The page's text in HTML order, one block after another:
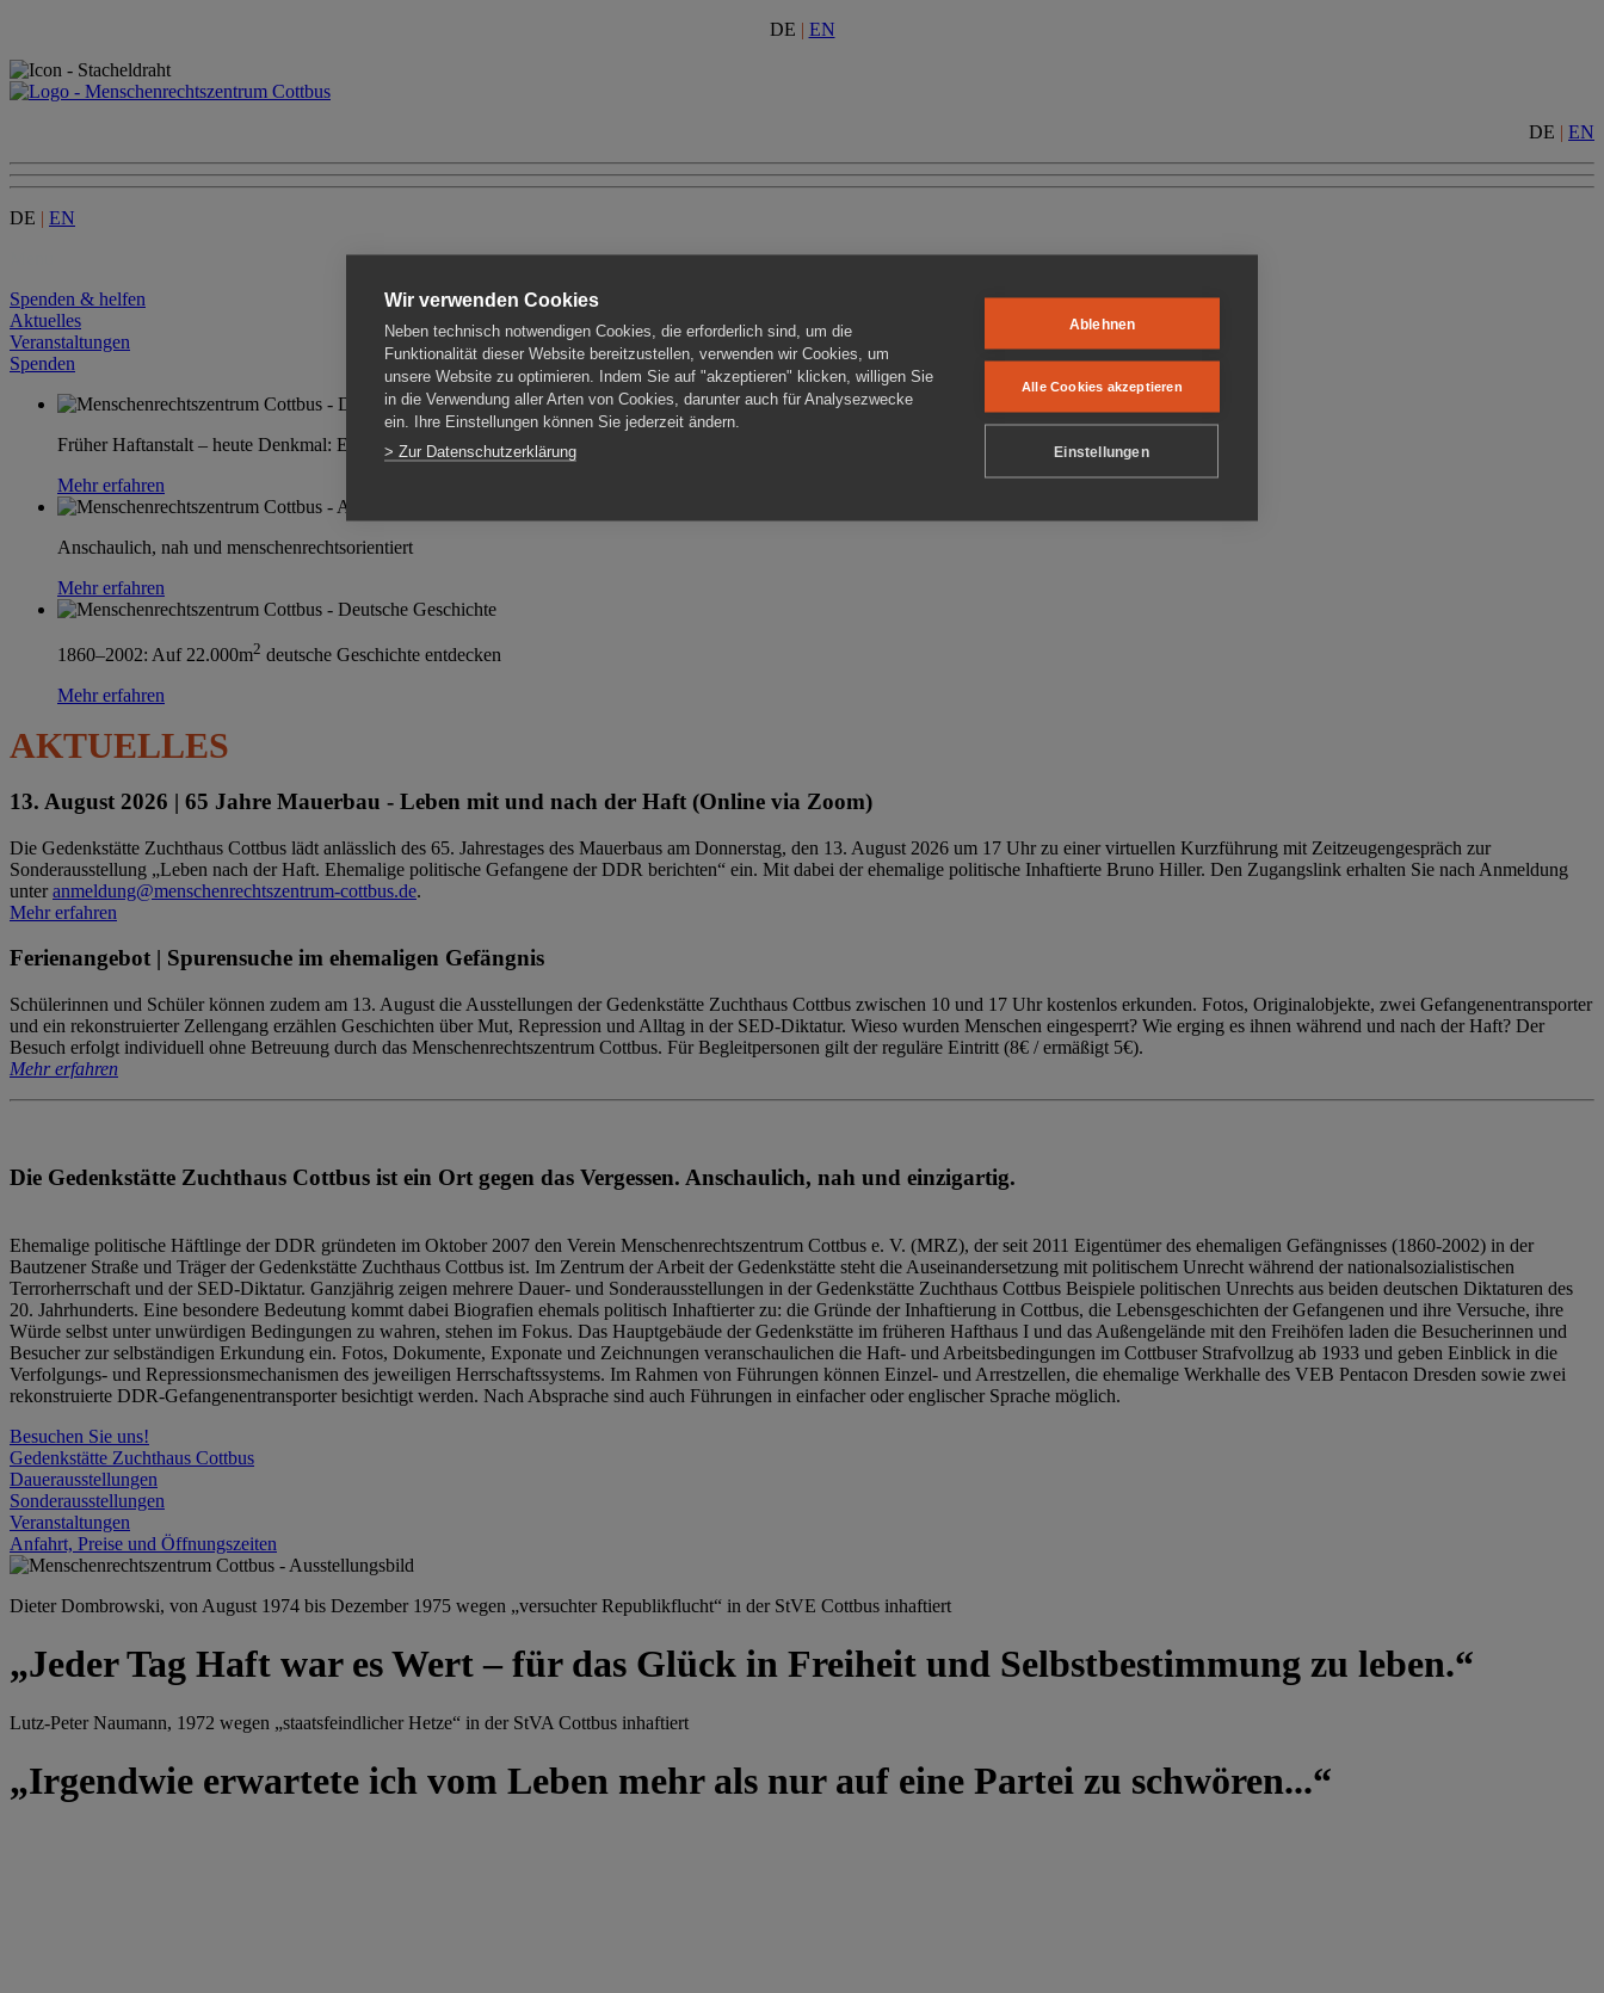
DE | EN
DE | EN
DE | EN
Spenden & helfen
Aktuelles
Veranstaltungen
Spenden
Früher Haftanstalt – heute Denkmal: Einen Ort im Wandel erleben
Mehr erfahren
Anschaulich, nah und menschenrechtsorientiert
Mehr erfahren
1860–2002: Auf 22.000m2 deutsche Geschichte entdecken
Mehr erfahren
AKTUELLES
13. August 2026 | 65 Jahre Mauerbau - Leben mit und nach der Haft (Online via Zoom)
Die Gedenkstätte Zuchthaus Cottbus lädt anlässlich des 65. Jahrestages des Mauerbaus am Donnerstag, den 13. August 2026 um 17 Uhr zu einer virtuellen Kurzführung mit Zeitzeugengespräch zur
Sonderausstellung „Leben nach der Haft. Ehemalige politische Gefangene der DDR berichten“ ein. Mit dabei der ehemalige politische Inhaftierte Bruno Hiller. Den Zugangslink erhalten Sie nach Anmeldung
unteranmeldung@menschenrechtszentrum-cottbus.de.
Mehr erfahren
Ferienangebot | Spurensuche im ehemaligen Gefängnis
Schülerinnen und Schüler können zudem am 13. August die Ausstellungen der Gedenkstätte Zuchthaus Cottbus zwischen 10 und 17 Uhr kostenlos erkunden. Fotos, Originalobjekte, zwei Gefangenentransporter
und ein rekonstruierter Zellengang erzählen Geschichten über Mut, Repression und Alltag in der SED-Diktatur. Wieso wurden Menschen eingesperrt? Wie erging es ihnen während und nach der Haft? Der
Besuch erfolgt individuell ohne Betreuung durch das Menschenrechtszentrum Cottbus. Für Begleitpersonen gilt der reguläre Eintritt (8€ / ermäßigt 5€).
Mehr erfahren
Die Gedenkstätte Zuchthaus Cottbus ist ein Ort gegen das Vergessen. Anschaulich, nah und einzigartig.
Ehemalige politische Häftlinge der DDR gründeten im Oktober 2007 den Verein Menschenrechtszentrum Cottbus e. V. (MRZ), der seit 2011 Eigentümer des ehemaligen Gefängnisses (1860-2002) in der
Bautzener Straße und Träger der Gedenkstätte Zuchthaus Cottbus ist. Im Zentrum der Arbeit der Gedenkstätte steht die Auseinandersetzung mit politischem Unrecht während der nationalsozialistischen
Terrorherrschaft und der SED-Diktatur. Ganzjährig zeigen mehrere Dauer- und Sonderausstellungen in der Gedenkstätte Zuchthaus Cottbus Beispiele politischen Unrechts aus beiden deutschen Diktaturen des
20. Jahrhunderts. Eine besondere Bedeutung kommt dabei Biografien ehemals politisch Inhaftierter zu: die Gründe der Inhaftierung in Cottbus, die Lebensgeschichten der Gefangenen und ihre Versuche, ihre
Würde selbst unter unwürdigen Bedingungen zu wahren, stehen im Fokus. Das Hauptgebäude der Gedenkstätte im früheren Hafthaus I und das Außengelände mit den Freihöfen laden die Besucherinnen und
Besucher zur selbständigen Erkundung ein. Fotos, Dokumente, Exponate und Zeichnungen veranschaulichen die Haft- und Arbeitsbedingungen im Cottbuser Strafvollzug ab 1933 und geben Einblick in die
Verfolgungs- und Repressionsmechanismen des jeweiligen Herrschaftssystems. Im Rahmen von Führungen können Einzel- und Arrestzellen, die ehemalige Werkhalle des VEB Pentacon Dresden sowie zwei
rekonstruierte DDR-Gefangenentransporter besichtigt werden. Nach Absprache sind auch Führungen in einfacher oder englischer Sprache möglich.
Besuchen Sie uns!
Gedenkstätte Zuchthaus Cottbus
Dauerausstellungen
Sonderausstellungen
Veranstaltungen
Anfahrt, Preise und Öffnungszeiten
Dieter Dombrowski, von August 1974 bis Dezember 1975 wegen „versuchter Republikflucht“ in der StVE Cottbus inhaftiert
„Jeder Tag Haft war es Wert – für das Glück in Freiheit und Selbstbestimmung zu leben.“
Lutz-Peter Naumann, 1972 wegen „staatsfeindlicher Hetze“ in der StVA Cottbus inhaftiert
„Irgendwie erwartete ich vom Leben mehr als nur auf eine Partei zu schwören...“
Wir verwenden Cookies
Neben technisch notwendigen Cookies, die erforderlich sind, um die
Funktionalität dieser Website bereitzustellen, verwenden wir Cookies, um
unsere Website zu optimieren. Indem Sie auf "akzeptieren" klicken, willigen Sie
in die Verwendung aller Arten von Cookies, darunter auch für Analysezwecke
ein. Ihre Einstellungen können Sie jederzeit ändern.
> Zur Datenschutzerklärung
Ablehnen
Alle Cookies akzeptieren
Einstellungen